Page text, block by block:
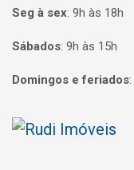
Seg à sex: 9h às 18h
Sábados: 9h às 15h
Domingos e feriados:
Página inicial